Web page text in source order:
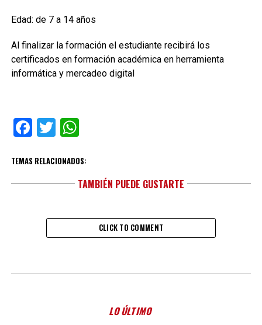
Edad: de 7 a 14 años
Al finalizar la formación el estudiante recibirá los
certificados en formación académica en herramienta
informática y mercadeo digital
Facebook
TwitterWhatsApp
TEMAS RELACIONADOS:
TAMBIÉN PUEDE GUSTARTE
CLICK TO COMMENT
LO ÚLTIMO